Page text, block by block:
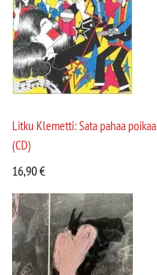
Litku Klemetti: Sata pahaa poikaa
(CD)
16,90€